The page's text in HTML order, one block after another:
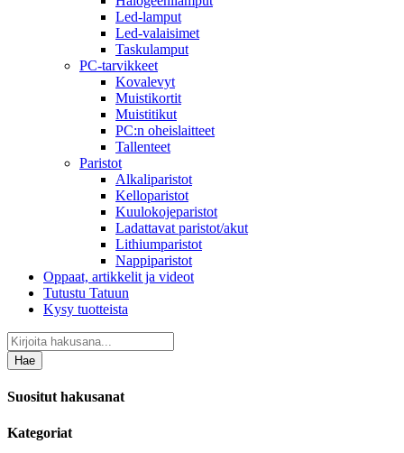
Led-lamput
Led-valaisimet
Taskulamput
PC-tarvikkeet
Kovalevyt
Muistikortit
Muistitikut
PC:n oheislaitteet
Tallenteet
Paristot
Alkaliparistot
Kelloparistot
Kuulokojeparistot
Ladattavat paristot/akut
Lithiumparistot
Nappiparistot
Oppaat, artikkelit ja videot
Tutustu Tatuun
Kysy tuotteista
Hae
Suositut hakusanat
Kategoriat